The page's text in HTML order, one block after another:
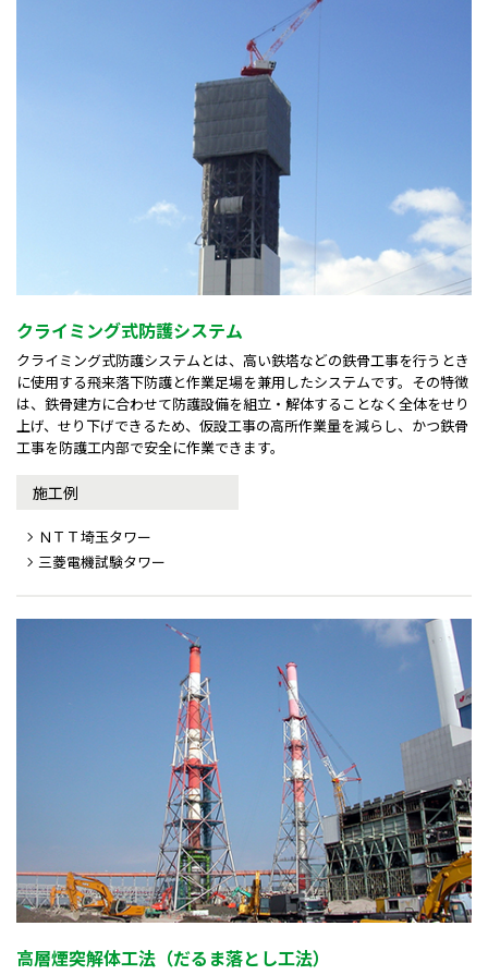
クライミング式防護システム
クライミング式防護システムとは、高い鉄塔などの鉄骨工事を行うとき
に使用する飛来落下防護と作業足場を兼用したシステムです。その特徴
は、鉄骨建方に合わせて防護設備を組立・解体することなく全体をせり
上げ、せり下げできるため、仮設工事の高所作業量を減らし、かつ鉄骨
工事を防護工内部で安全に作業できます。
施工例
ＮＴＴ埼玉タワー
三菱電機試験タワー
高層煙突解体工法（だるま落とし工法）